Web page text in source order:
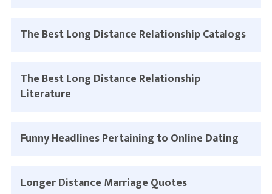
The Best Long Distance Relationship Catalogs
The Best Long Distance Relationship
Literature
Funny Headlines Pertaining to Online Dating
Longer Distance Marriage Quotes